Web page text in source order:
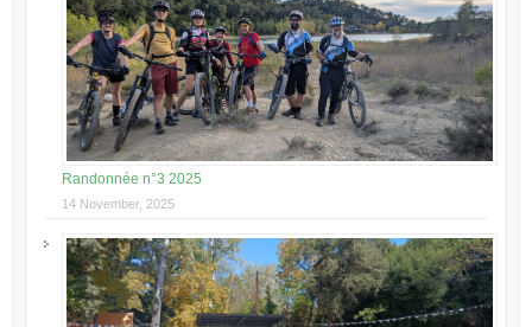
Randonnée n°3 2025
14 November, 2025